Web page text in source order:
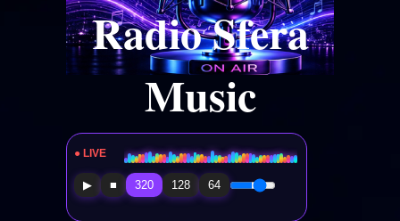
Radio Sfera
Music
● LIVE Radio Sfera Music
▶ ■ 320 128 64